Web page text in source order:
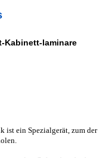
Kabinett-laminare
ist ein Spezialgerät, zum der